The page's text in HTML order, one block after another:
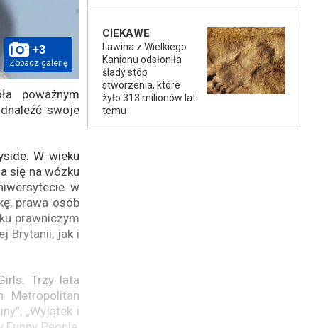
+3
Zobacz galerię
poważnym
swoje
W wieku
się na wózku
w
prawa osób
prawniczym
Brytanii, jak i
Trzy lata
Metropolitan
„Wyjątek i
CIEKAWE
Lawina z Wielkiego
Kanionu odsłoniła
ślady stóp
stworzenia, które
żyło 313 milionów lat
temu